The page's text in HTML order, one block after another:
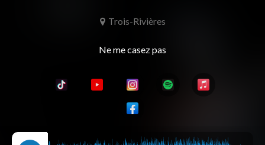
Trois-Rivières